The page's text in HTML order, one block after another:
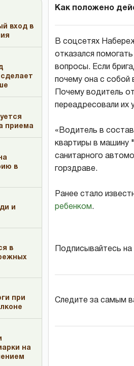
вход в
приема
в
и
в
при
на
Как положено
В соцсетях
отказался
вопросы. Если
почему она с собой
Почему водитель
переадресовали их
«Водитель в
квартиры в машину
санитарного
горздраве.
Ранее стало
ребенком.
Подписывайтесь
Следите за самым